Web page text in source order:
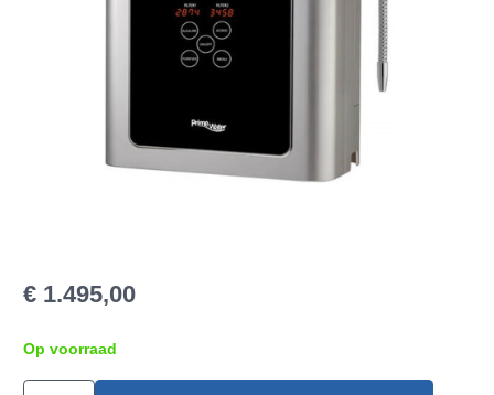
€ 1.495,00
Op voorraad